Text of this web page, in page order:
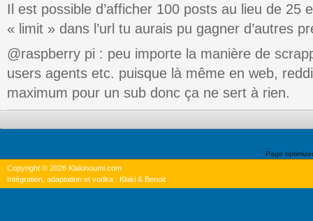
Il est possible d’afficher 100 posts au lieu de 25
« limit » dans l’url tu aurais pu gagner d’autres
@raspberry pi : peu importe la manière de
users agents etc. puisque là même en web,
maximum pour un sub donc ça ne sert à rien.
Page
Copyright © 2026 Klakinoumi.com
Intégration, adaptation et vodka : Klaki & Benoit